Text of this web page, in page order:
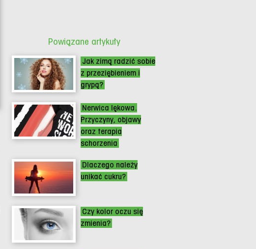
Powiązane artykuły
Jak zimą radzić sobie
z przeziębieniem i
grypą?
Nerwica lękowa.
Przyczyny, objawy
oraz terapia
schorzenia
Dlaczego należy
unikać cukru?
Czy kolor oczu się
zmienia?